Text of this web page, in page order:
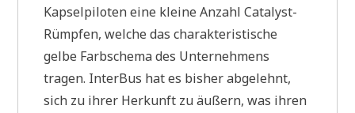
Kapselpiloten eine kleine Anzahl Catalyst-
Rümpfen, welche das charakteristische
gelbe Farbschema des Unternehmens
tragen. InterBus hat es bisher abgelehnt,
sich zu ihrer Herkunft zu äußern, was ihren